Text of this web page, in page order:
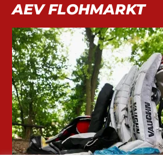
AEV FLOHMARKT